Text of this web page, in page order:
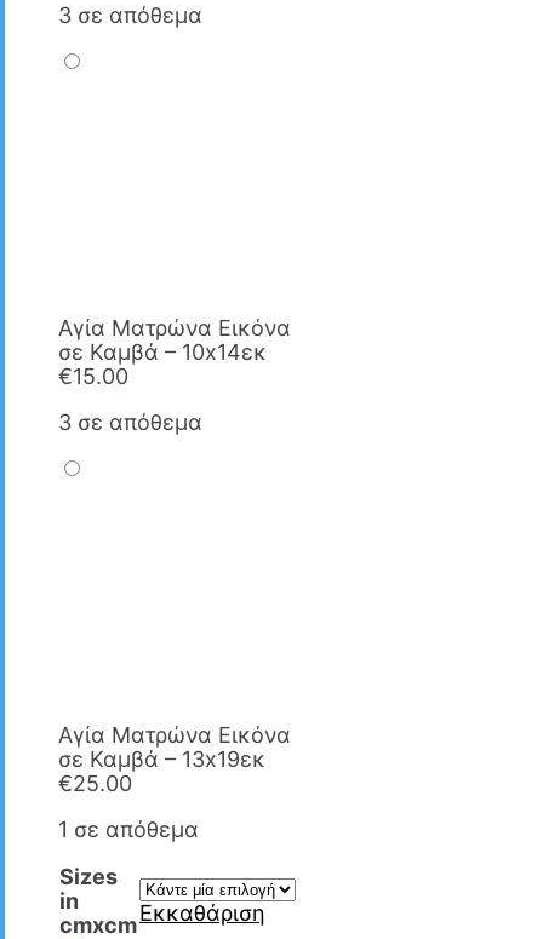
3 σε απόθεμα
Αγία Ματρώνα Εικόνα
σε Καμβά – 10x14εκ
€15.00
3 σε απόθεμα
Αγία Ματρώνα Εικόνα
σε Καμβά – 13x19εκ
€25.00
1 σε απόθεμα
Sizes
in
cmxcmΕκκαθάριση